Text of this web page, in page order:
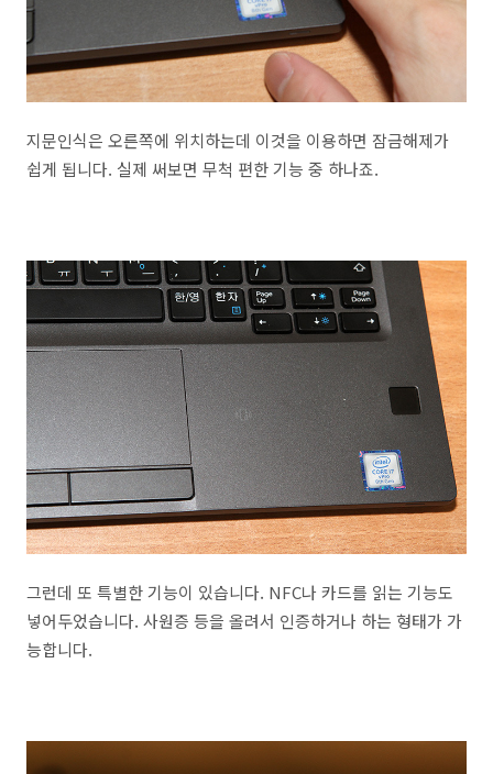
지문인식은 오른쪽에 위치하는데 이것을 이용하면 잠금해제가
쉽게 됩니다. 실제 써보면 무척 편한 기능 중 하나죠.
그런데 또 특별한 기능이 있습니다. NFC나 카드를 읽는 기능도
넣어두었습니다. 사원증 등을 올려서 인증하거나 하는 형태가 가
능합니다.